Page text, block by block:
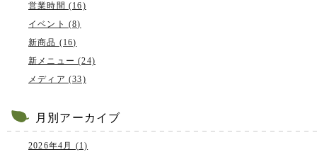
営業時間 (16)
イベント (8)
新商品 (16)
新メニュー (24)
メディア (33)
月別アーカイブ
2026年4月 (1)